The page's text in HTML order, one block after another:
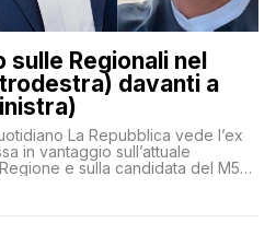
sulle Regionali nel
davanti a
La Repubblica vede l’ex
in vantaggio sull’attuale
e sulla candidata del M5S